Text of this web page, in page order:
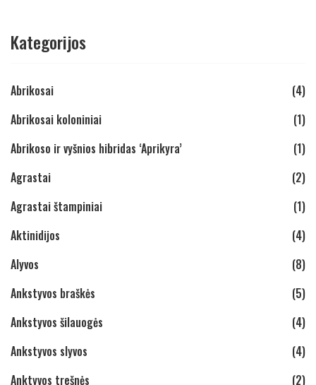
Kategorijos
Abrikosai
(4)
Abrikosai koloniniai
(1)
Abrikoso ir vyšnios hibridas ‘Aprikyra’
(1)
Agrastai
(2)
Agrastai štampiniai
(1)
Aktinidijos
(4)
Alyvos
(8)
Ankstyvos braškės
(5)
Ankstyvos šilauogės
(4)
Ankstyvos slyvos
(4)
Anktyvos trešnės
(2)